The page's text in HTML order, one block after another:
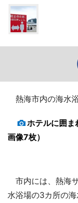
熱海市内の海水
ホテルに囲ま
画像7枚）
市内には、熱海
水浴場の3カ所の